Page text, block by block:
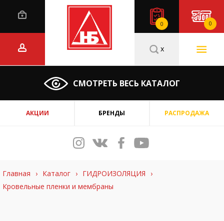
0 0
СМОТРЕТЬ ВЕСЬ КАТАЛОГ
x
АКЦИИ БРЕНДЫ РАСПРОДАЖА
Главная › Каталог › ГИДРОИЗОЛЯЦИЯ
›
Кровельные пленки и мембраны